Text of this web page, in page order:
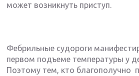
может возникнуть приступ.
Фебрильные судороги
первом подъеме температуры у
Поэтому тем, кто благополучно